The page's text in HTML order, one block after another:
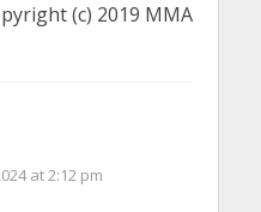
(c) 2019 MMA
at 2:12 pm